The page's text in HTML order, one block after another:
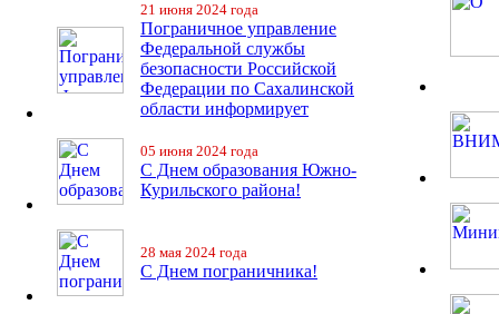
21 июня 2024 года
Пограничное управление
Федеральной службы
безопасности Российской
Федерации по Сахалинской
области информирует
05 июня 2024 года
С Днем образования Южно-
Курильского района!
28 мая 2024 года
С Днем пограничника!